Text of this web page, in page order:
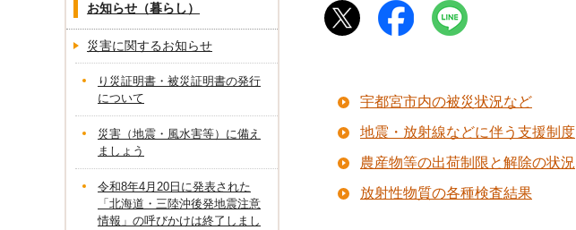
宇都宮市内の被災状況など
地震・放射線などに伴う支援制度
農産物等の出荷制限と解除の状況
放射性物質の各種検査結果
お知らせ（暮らし）
災害に関するお知らせ
り災証明書・被災証明書の発行
について
災害（地震・風水害等）に備え
ましょう
令和8年4月20日に発表された
「北海道・三陸沖後発地震注意
情報」の呼びかけは終了しまし